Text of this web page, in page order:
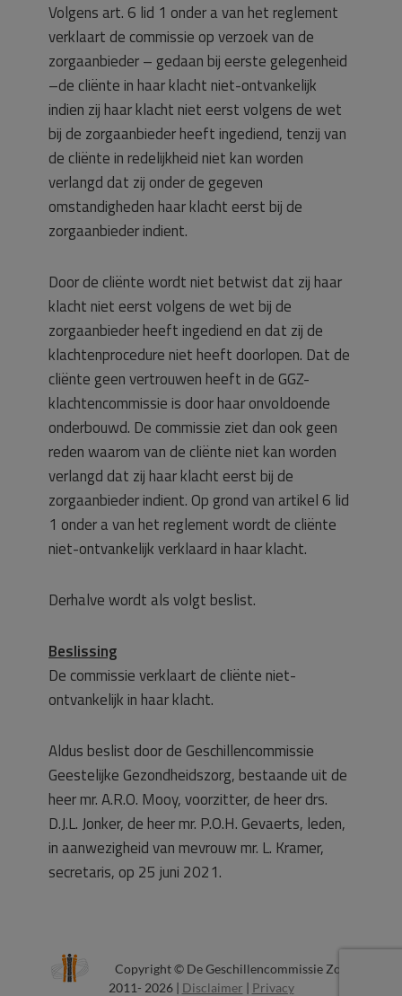
Volgens art. 6 lid 1 onder a van het reglement
verklaart de commissie op verzoek van de
zorgaanbieder – gedaan bij eerste gelegenheid
–de cliënte in haar klacht niet-ontvankelijk
indien zij haar klacht niet eerst volgens de wet
bij de zorgaanbieder heeft ingediend, tenzij van
de cliënte in redelijkheid niet kan worden
verlangd dat zij onder de gegeven
omstandigheden haar klacht eerst bij de
zorgaanbieder indient.
Door de cliënte wordt niet betwist dat zij haar
klacht niet eerst volgens de wet bij de
zorgaanbieder heeft ingediend en dat zij de
klachtenprocedure niet heeft doorlopen. Dat de
cliënte geen vertrouwen heeft in de GGZ-
klachtencommissie is door haar onvoldoende
onderbouwd. De commissie ziet dan ook geen
reden waarom van de cliënte niet kan worden
verlangd dat zij haar klacht eerst bij de
zorgaanbieder indient. Op grond van artikel 6 lid
1 onder a van het reglement wordt de cliënte
niet-ontvankelijk verklaard in haar klacht.
Derhalve wordt als volgt beslist.
Beslissing
De commissie verklaart de cliënte niet-
ontvankelijk in haar klacht.
Aldus beslist door de Geschillencommissie
Geestelijke Gezondheidszorg, bestaande uit de
heer mr. A.R.O. Mooy, voorzitter, de heer drs.
D.J.L. Jonker, de heer mr. P.O.H. Gevaerts, leden,
in aanwezigheid van mevrouw mr. L. Kramer,
secretaris, op 25 juni 2021.
Copyright © De Geschillencommissie Zorg
2011- 2026 | Disclaimer | Privacy